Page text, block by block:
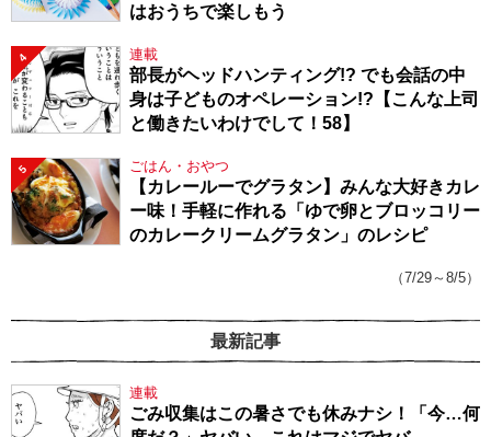
はおうちで楽しもう
4 連載
部長がヘッドハンティング!? でも会話の中
身は子どものオペレーション!?【こんな上司
と働きたいわけでして！58】
5 ごはん・おやつ
【カレールーでグラタン】みんな大好きカレ
ー味！手軽に作れる「ゆで卵とブロッコリー
のカレークリームグラタン」のレシピ
（7/29～8/5）
最新記事
連載
ごみ収集はこの暑さでも休みナシ！「今…何